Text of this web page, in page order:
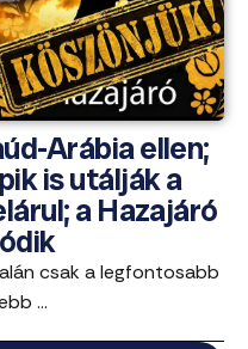
Arábia ellen;
is utálják a
a Hazajáró
csak a legfontosabb
...